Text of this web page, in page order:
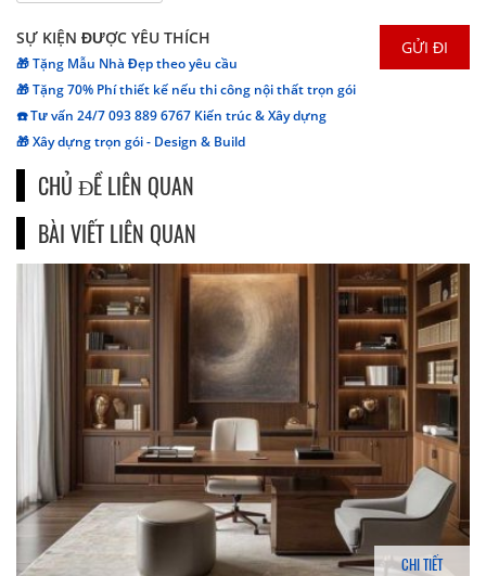
SỰ KIỆN ĐƯỢC YÊU THÍCH
🎁 Tặng Mẫu Nhà Đẹp theo yêu cầu
🎁 Tặng 70% Phí thiết kế nếu thi công nội thất trọn gói
☎️ Tư vấn 24/7 093 889 6767 Kiến trúc & Xây dựng
🎁 Xây dựng trọn gói - Design & Build
CHỦ ĐỀ LIÊN QUAN
BÀI VIẾT LIÊN QUAN
CHI TIẾT